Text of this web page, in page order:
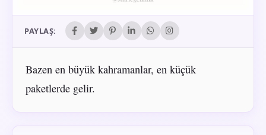
PAYLAŞ:
Bazen en büyük kahramanlar, en küçük
paketlerde gelir.